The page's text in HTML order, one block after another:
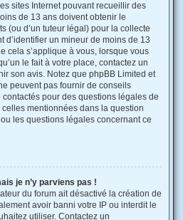
sites Internet pouvant recueillir des
de 13 ans doivent obtenir le
(ou d’un tuteur légal) pour la collecte
d’identifier un mineur de moins de 13
cela s’applique à vous, lorsque vous
le fait à votre place, contactez un
son avis. Notez que phpBB Limited et
peuvent pas fournir de conseils
pour des questions légales de
celles mentionnées dans la question
les questions légales concernant ce
je n’y parviens pas !
du forum ait désactivé la création de
avoir banni votre IP ou interdit le
utiliser. Contactez un